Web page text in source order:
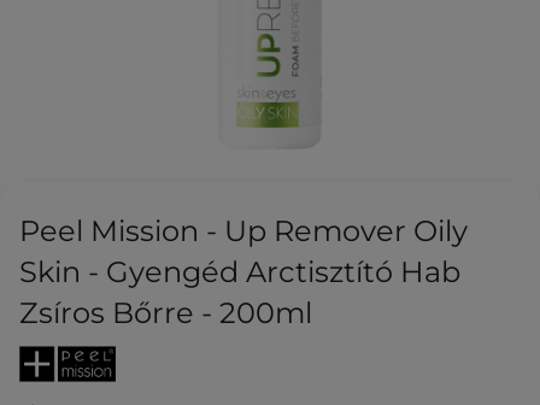
Peel Mission - Up Remover Oily
Skin - Gyengéd Arctisztító Hab
Zsíros Bőrre - 200ml